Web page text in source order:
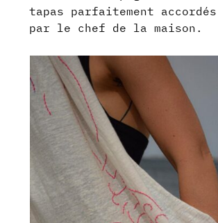
tapas parfaitement
par le chef de la maison.